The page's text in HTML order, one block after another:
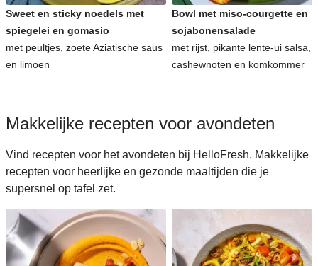
Sweet en sticky noedels met
spiegelei en gomasio
met peultjes, zoete Aziatische saus
en limoen
Bowl met miso-courgette en
sojabonensalade
met rijst, pikante lente-ui salsa,
cashewnoten en komkommer
Makkelijke recepten voor avondeten
Vind recepten voor het avondeten bij HelloFresh. Makkelijke
recepten voor heerlijke en gezonde maaltijden die je
supersnel op tafel zet.